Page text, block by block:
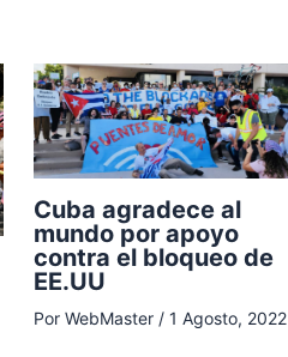
Cuba agradece al
mundo por apoyo
contra el bloqueo de
EE.UU
Por WebMaster / 1 Agosto, 2022